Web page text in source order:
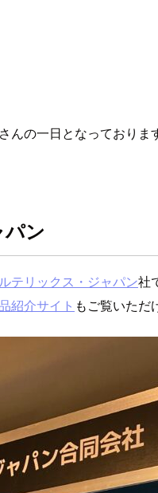
んの一日となっており
ン
テリックス・ジャパン社
紹介サイト もご覧いただ